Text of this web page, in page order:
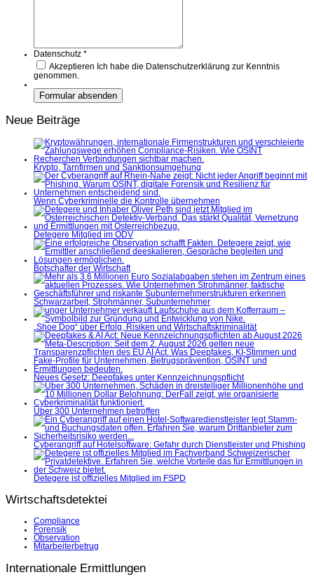
Datenschutz *
Akzeptieren Ich habe die Datenschutzerklärung zur Kenntnis
genommen.
Neue Beiträge
Krypto, Tarnfirmen und Sanktionsumgehung
Wenn Cyberkriminelle die Kontrolle übernehmen
Detegere Mitglied im ÖDV
Botschafter der Wirtschaft
Schwarzarbeit, Strohmänner, Subunternehmer
„Shoe Dog“ über Erfolg, Risiken und Wirtschaftskriminalität
Neues Gesetz: Deepfakes unter Kennzeichnungspflicht
Über 300 Unternehmen betroffen
Cyberangriff auf Hotelsoftware: Gefahr durch Dienstleister und Phishing
Detegere ist offizielles Mitglied im FSPD
Wirtschaftsdetektei
Compliance
Forensik
Observation
Mitarbeiterbetrug
Internationale Ermittlungen